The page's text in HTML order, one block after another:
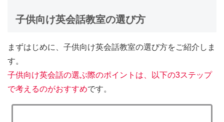
子供向け英会話教室の選び方
まずはじめに、子供向け英会話教室の選び方をご紹介しま
す。
子供向け英会話の選ぶ際のポイントは、以下の3ステップ
で考えるのがおすすめです。